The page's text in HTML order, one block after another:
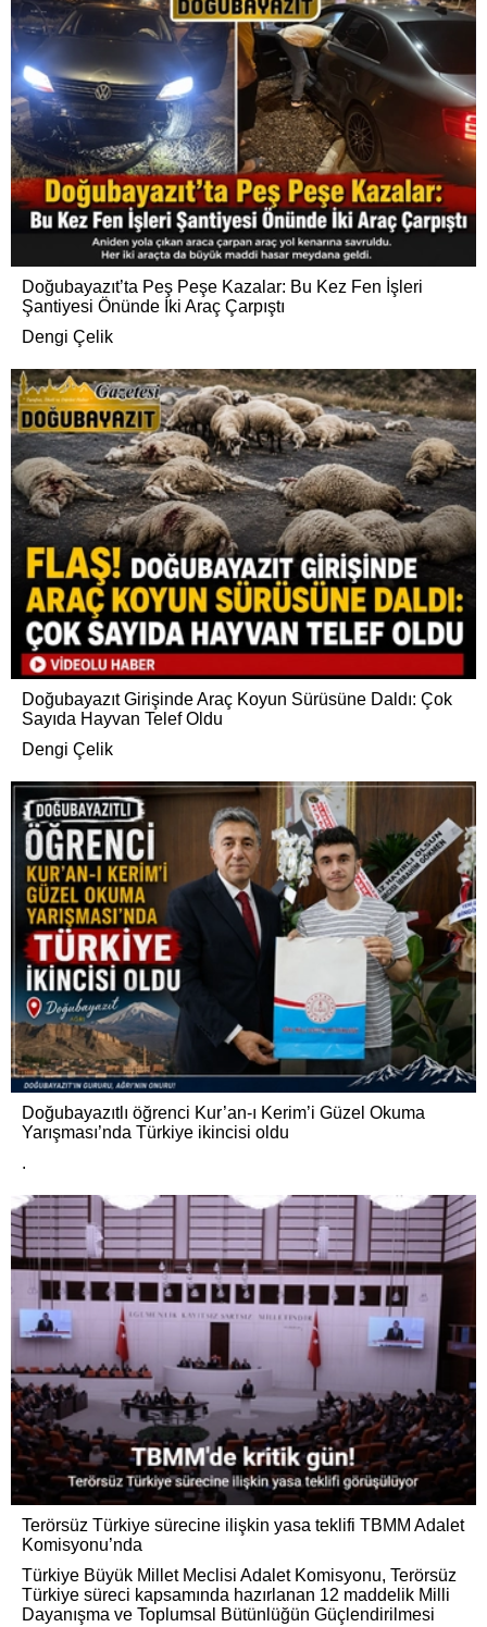
Doğubayazıt’ta Peş Peşe Kazalar: Bu Kez Fen İşleri
Şantiyesi Önünde İki Araç Çarpıştı
Dengi Çelik
Doğubayazıt Girişinde Araç Koyun Sürüsüne Daldı: Çok
Sayıda Hayvan Telef Oldu
Dengi Çelik
Doğubayazıtlı öğrenci Kur’an-ı Kerim’i Güzel Okuma
Yarışması’nda Türkiye ikincisi oldu
.
Terörsüz Türkiye sürecine ilişkin yasa teklifi TBMM Adalet
Komisyonu’nda
Türkiye Büyük Millet Meclisi Adalet Komisyonu, Terörsüz
Türkiye süreci kapsamında hazırlanan 12 maddelik Milli
Dayanışma ve Toplumsal Bütünlüğün Güçlendirilmesi